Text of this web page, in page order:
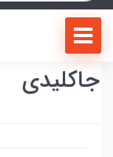
جاکلیدی